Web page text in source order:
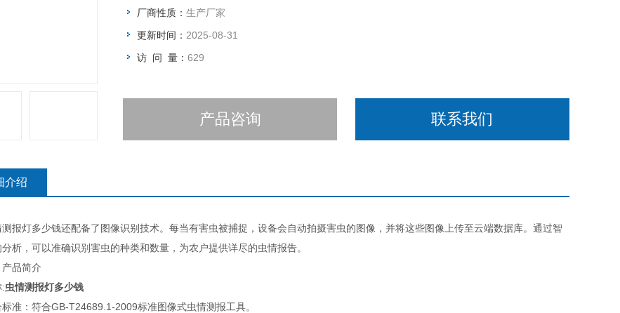
厂商性质： 生产厂家
更新时间： 2025-08-31
访 问 量： 629
产品咨询 联系我们
介绍
灯多少钱还配备了图像识别技术。每当有害虫被捕捉，设备会自动拍摄害虫的图像，并将这些图像上传至云端数据库。通过智
析，可以准确识别害虫的种类和数量，为农户提供详尽的虫情报告。
品简介
虫情测报灯多少钱
：符合GB-T24689.1-2009标准图像式虫情测报工具。